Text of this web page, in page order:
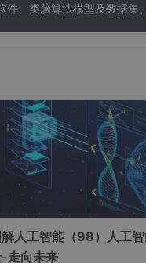
点击下面的小卡片
件、类脑算法模型及数据集
解人工智能（98）人工
走向未来